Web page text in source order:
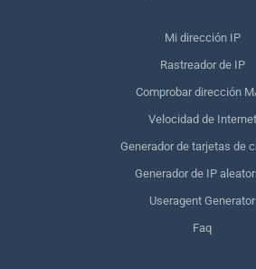
Mi dirección IP
Rastreador de IP
Comprobar dirección
Velocidad de Internet
Generador de tarjetas de
Generador de IP
Useragent Generator
Faq